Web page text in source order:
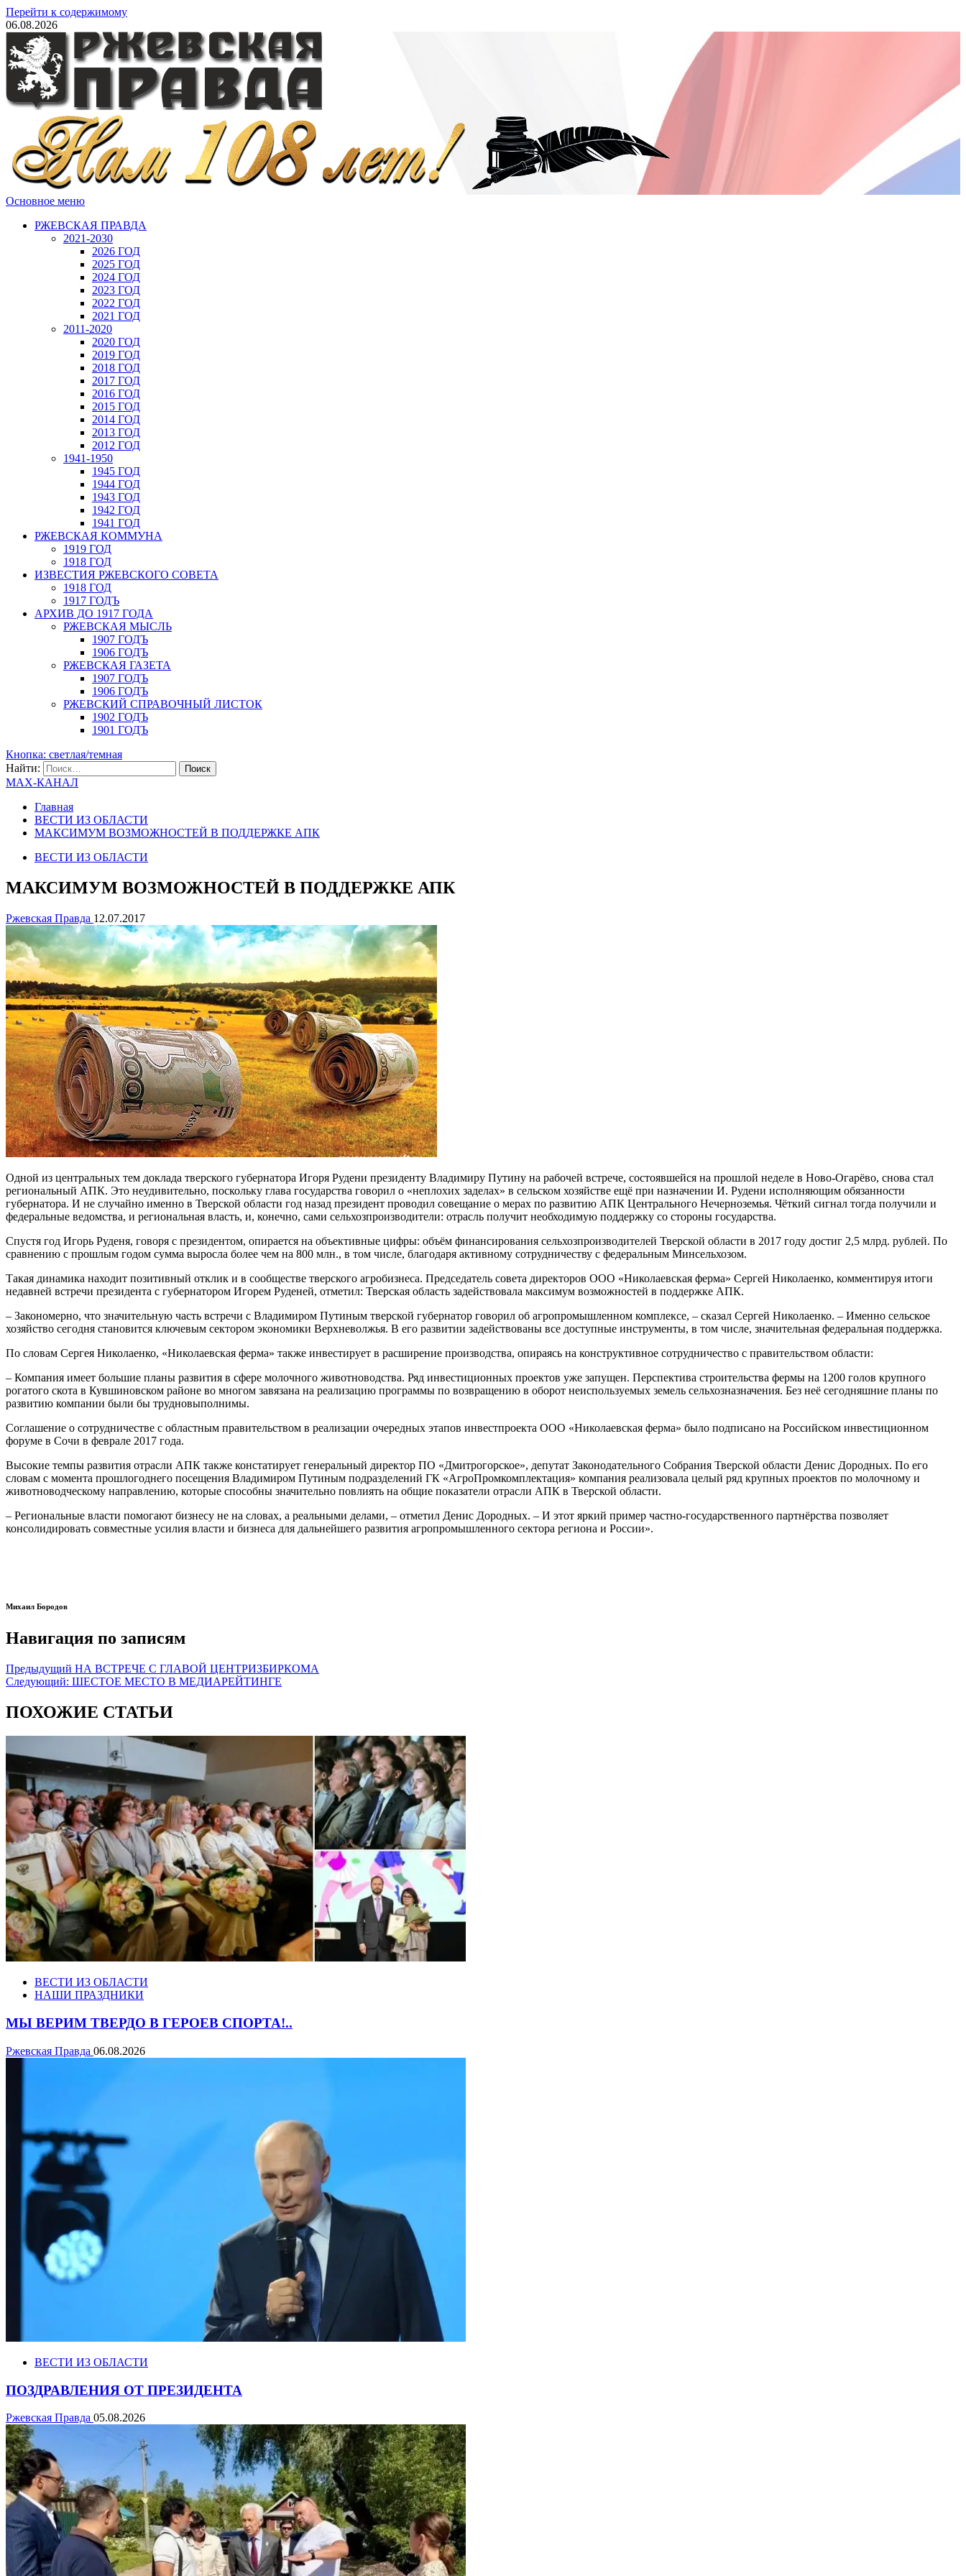
Перейти к содержимому
06.08.2026
Основное меню
РЖЕВСКАЯ ПРАВДА
2021-2030
2026 ГОД
2025 ГОД
2024 ГОД
2023 ГОД
2022 ГОД
2021 ГОД
2011-2020
2020 ГОД
2019 ГОД
2018 ГОД
2017 ГОД
2016 ГОД
2015 ГОД
2014 ГОД
2013 ГОД
2012 ГОД
1941-1950
1945 ГОД
1944 ГОД
1943 ГОД
1942 ГОД
1941 ГОД
РЖЕВСКАЯ КОММУНА
1919 ГОД
1918 ГОД
ИЗВЕСТИЯ РЖЕВСКОГО СОВЕТА
1918 ГОД
1917 ГОДЪ
АРХИВ ДО 1917 ГОДА
РЖЕВСКАЯ МЫСЛЬ
1907 ГОДЪ
1906 ГОДЪ
РЖЕВСКАЯ ГАЗЕТА
1907 ГОДЪ
1906 ГОДЪ
РЖЕВСКИЙ СПРАВОЧНЫЙ ЛИСТОК
1902 ГОДЪ
1901 ГОДЪ
Кнопка: светлая/темная
Найти:
MAX-КАНАЛ
Главная
ВЕСТИ ИЗ ОБЛАСТИ
МАКСИМУМ ВОЗМОЖНОСТЕЙ В ПОДДЕРЖКЕ АПК
ВЕСТИ ИЗ ОБЛАСТИ
МАКСИМУМ ВОЗМОЖНОСТЕЙ В ПОДДЕРЖКЕ АПК
Ржевская Правда 12.07.2017
Одной из центральных тем доклада тверского губернатора Игоря Рудени президенту Владимиру Путину на рабочей встрече, состоявшейся на прошлой неделе в Ново-Огарёво, снова стал
региональный АПК. Это неудивительно, поскольку глава государства говорил о «неплохих заделах» в сельском хозяйстве ещё при назначении И. Рудени исполняющим обязанности
губернатора. И не случайно именно в Тверской области год назад президент проводил совещание о мерах по развитию АПК Центрального Нечерноземья. Чёткий сигнал тогда получили и
федеральные ведомства, и региональная власть, и, конечно, сами сельхозпроизводители: отрасль получит необходимую поддержку со стороны государства.
Спустя год Игорь Руденя, говоря с президентом, опирается на объективные цифры: объём финансирования сельхозпроизводителей Тверской области в 2017 году достиг 2,5 млрд. рублей. По
сравнению с прошлым годом сумма выросла более чем на 800 млн., в том числе, благодаря активному сотрудничеству с федеральным Минсельхозом.
Такая динамика находит позитивный отклик и в сообществе тверского агробизнеса. Председатель совета директоров ООО «Николаевская ферма» Сергей Николаенко, комментируя итоги
недавней встречи президента с губернатором Игорем Руденей, отметил: Тверская область задействовала максимум возможностей в поддержке АПК.
– Закономерно, что значительную часть встречи с Владимиром Путиным тверской губернатор говорил об агропромышленном комплексе, – сказал Сергей Николаенко. – Именно сельское
хозяйство сегодня становится ключевым сектором экономики Верхневолжья. В его развитии задействованы все доступные инструменты, в том числе, значительная федеральная поддержка.
По словам Сергея Николаенко, «Николаевская ферма» также инвестирует в расширение производства, опираясь на конструктивное сотрудничество с правительством области:
– Компания имеет большие планы развития в сфере молочного животноводства. Ряд инвестиционных проектов уже запущен. Перспектива строительства фермы на 1200 голов крупного
рогатого скота в Кувшиновском районе во многом завязана на реализацию программы по возвращению в оборот неиспользуемых земель сельхозназначения. Без неё сегодняшние планы по
развитию компании были бы трудновыполнимы.
Соглашение о сотрудничестве с областным правительством в реализации очередных этапов инвестпроекта ООО «Николаевская ферма» было подписано на Российском инвестиционном
форуме в Сочи в феврале 2017 года.
Высокие темпы развития отрасли АПК также констатирует генеральный директор ПО «Дмитрогорское», депутат Законодательного Собрания Тверской области Денис Дородных. По его
словам с момента прошлогоднего посещения Владимиром Путиным подразделений ГК «АгроПромкомплектация» компания реализовала целый ряд крупных проектов по молочному и
животноводческому направлению, которые способны значительно повлиять на общие показатели отрасли АПК в Тверской области.
– Региональные власти помогают бизнесу не на словах, а реальными делами, – отметил Денис Дородных. – И этот яркий пример частно-государственного партнёрства позволяет
консолидировать совместные усилия власти и бизнеса для дальнейшего развития агропромышленного сектора региона и России».
Михаил Бородов
Навигация по записям
Предыдущий НА ВСТРЕЧЕ С ГЛАВОЙ ЦЕНТРИЗБИРКОМА
Следующий: ШЕСТОЕ МЕСТО В МЕДИАРЕЙТИНГЕ
ПОХОЖИЕ СТАТЬИ
ВЕСТИ ИЗ ОБЛАСТИ
НАШИ ПРАЗДНИКИ
МЫ ВЕРИМ ТВЕРДО В ГЕРОЕВ СПОРТА!..
Ржевская Правда 06.08.2026
ВЕСТИ ИЗ ОБЛАСТИ
ПОЗДРАВЛЕНИЯ ОТ ПРЕЗИДЕНТА
Ржевская Правда 05.08.2026